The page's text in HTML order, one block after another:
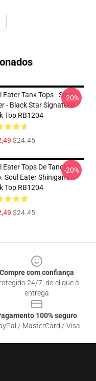
Eater Tank Tops - Soul
- Black Star Signature
Top RB1204
$24.45
-20%
Eater Tops De Tanque -
Soul Eater Shinigami
Top RB1204
$24.45
-20%
Compre com confiança
24/7, do clique à
entrega
100% seguro
/ MasterCard / Visa